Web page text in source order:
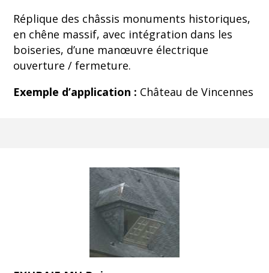
Réplique des châssis monuments historiques,
en chêne massif, avec intégration dans les
boiseries, d’une manœuvre électrique
ouverture / fermeture.
Exemple d’application : Château de Vincennes